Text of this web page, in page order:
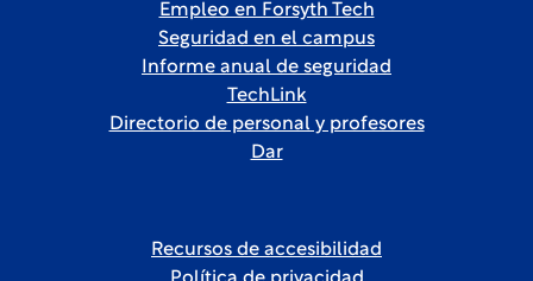
Empleo en Forsyth Tech
Seguridad en el campus
Informe anual de seguridad
TechLink
Directorio de personal y profesores
Dar
Recursos de accesibilidad